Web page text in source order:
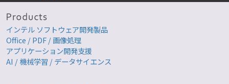
インテル ソフトウェア開発製品
Office / PDF / 画像処理
アプリケーション開発支援
AI / 機械学習 / データサイエンス